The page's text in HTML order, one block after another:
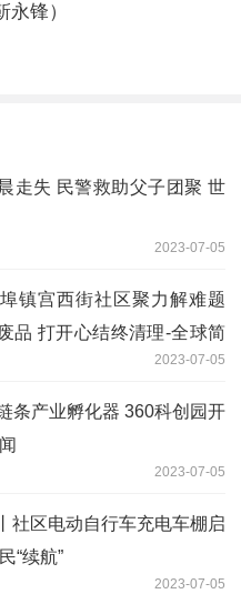
锋）
走失 民警救助父子团聚 世
2023-07-05
镇宫西街社区聚力解难题
品 打开心结终清理-全球简
2023-07-05
条产业孵化器 360科创园开
2023-07-05
社区电动自行车充电车棚启
“续航”
2023-07-05